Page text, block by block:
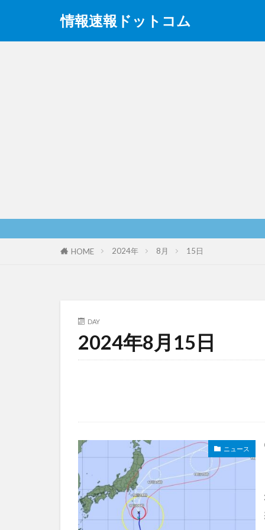
情報速報ドットコム
HOME 2024年 8月 15日
DAY
2024年8月15日
ニュース